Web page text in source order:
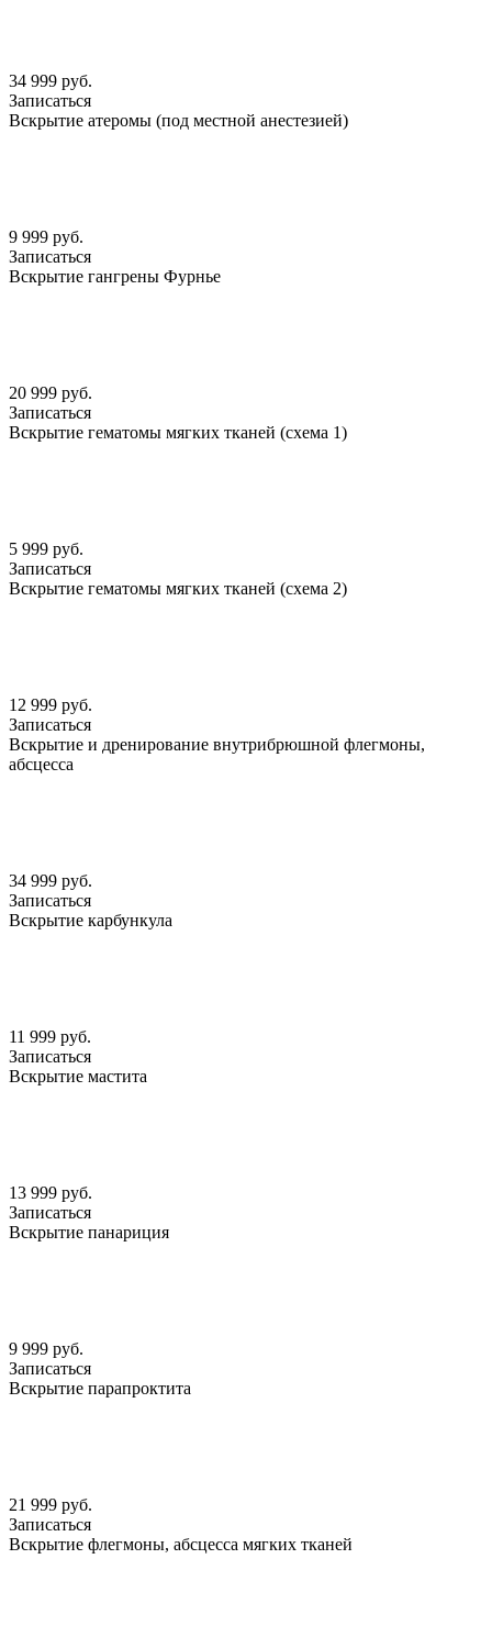
34 999 руб.
Записаться
Вскрытие атеромы (под местной анестезией)
9 999 руб.
Записаться
Вскрытие гангрены Фурнье
20 999 руб.
Записаться
Вскрытие гематомы мягких тканей (схема 1)
5 999 руб.
Записаться
Вскрытие гематомы мягких тканей (схема 2)
12 999 руб.
Записаться
Вскрытие и дренирование внутрибрюшной флегмоны,
абсцесса
34 999 руб.
Записаться
Вскрытие карбункула
11 999 руб.
Записаться
Вскрытие мастита
13 999 руб.
Записаться
Вскрытие панариция
9 999 руб.
Записаться
Вскрытие парапроктита
21 999 руб.
Записаться
Вскрытие флегмоны, абсцесса мягких тканей